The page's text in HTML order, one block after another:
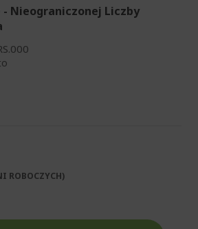
Nieograniczonej Liczby
ROBOCZYCH)​